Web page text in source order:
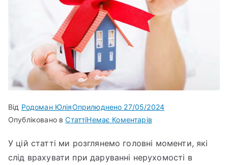
Від Родоман ЮліяОприлюднено 27/05/2024
Опубліковано вСтаттіНемає Коментарів
У цій статті ми розглянемо головні моменти, які
слід врахувати при даруванні нерухомості в